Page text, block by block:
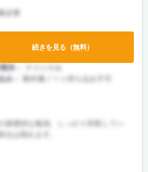
必要
間：
末：
み：
教科書ノート持ち込み不可
基礎的な勉強、しっかり対策してい
続きを見る（無料）